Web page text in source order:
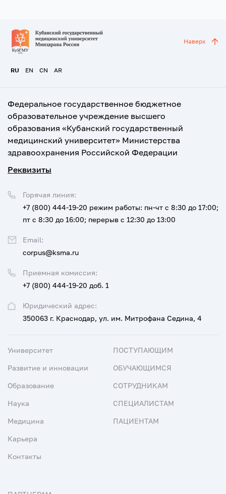
RU EN CN AR
Наверх
Федеральное государственное бюджетное
образовательное учреждение высшего
образования «Кубанский государственный
медицинский университет» Министерства
здравоохранения Российской Федерации
Реквизиты
Юридический адрес:
350063 г. Краснодар, ул. им. Митрофана Седина, 4
Приемная комиссия:
+7 (800) 444-19-20 доб. 1
Горячая линия:
+7 (800) 444-19-20 режим работы: пн-чт с 8:30 до 17:00;
пт с 8:30 до 16:00; перерыв с 12:30 до 13:00
Email:
corpus@ksma.ru
Университет
Развитие и инновации
Образование
Наука
Медицина
Карьера
Контакты
ПОСТУПАЮЩИМ
ОБУЧАЮЩИМСЯ
СОТРУДНИКАМ
СПЕЦИАЛИСТАМ
ПАЦИЕНТАМ